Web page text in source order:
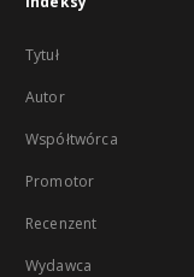
Tytuł
Autor
Współtwórca
Promotor
Recenzent
Wydawca